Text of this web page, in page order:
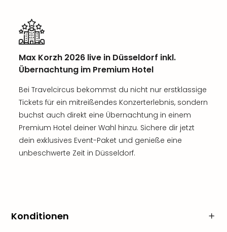
Max Korzh 2026 live in Düsseldorf inkl.
Übernachtung im Premium Hotel
Bei Travelcircus bekommst du nicht nur erstklassige
Tickets für ein mitreißendes Konzerterlebnis, sondern
buchst auch direkt eine Übernachtung in einem
Premium Hotel deiner Wahl hinzu. Sichere dir jetzt
dein exklusives Event-Paket und genieße eine
unbeschwerte Zeit in Düsseldorf.
Konditionen